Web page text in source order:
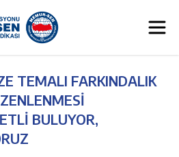
TEMALI FARKINDALIK
BULUYOR,